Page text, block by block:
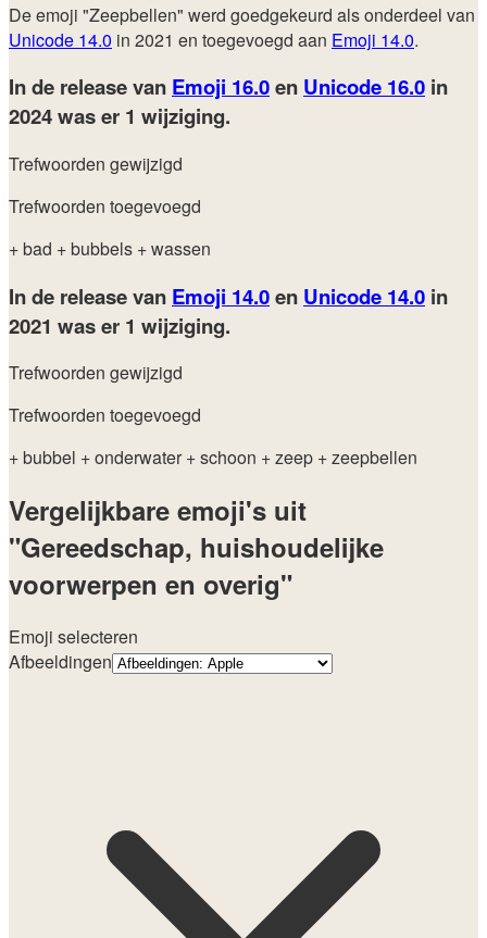
De emoji "Zeepbellen" werd goedgekeurd als onderdeel van
Unicode 14.0 in 2021 en toegevoegd aan Emoji 14.0.
In de release van Emoji 16.0en Unicode 16.0 in
2024was er 1 wijziging.
Trefwoorden gewijzigd
Trefwoorden toegevoegd
+ bad + bubbels + wassen
In de release van Emoji 14.0en Unicode 14.0 in
2021 was er 1 wijziging.
Trefwoorden gewijzigd
Trefwoorden toegevoegd
+ bubbel + onderwater + schoon + zeep + zeepbellen
Vergelijkbare emoji's uit
"Gereedschap, huishoudelijke
voorwerpen en overig"
Emoji selecteren
Afbeeldingen